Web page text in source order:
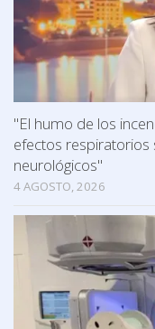
"El humo de los
efectos respiratorios
neurológicos"
4 AGOSTO, 2026